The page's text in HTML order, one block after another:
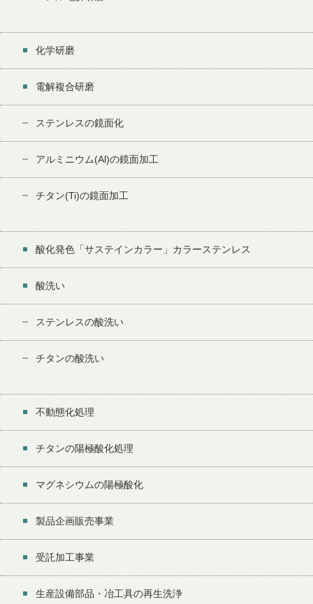
化学研磨
電解複合研磨
ステンレスの鏡面化
アルミニウム(Al)の鏡面加工
チタン(Ti)の鏡面加工
酸化発色「サステインカラー」カラーステンレス
酸洗い
ステンレスの酸洗い
チタンの酸洗い
不動態化処理
チタンの陽極酸化処理
マグネシウムの陽極酸化
製品企画販売事業
受託加工事業
生産設備部品・冶工具の再生洗浄